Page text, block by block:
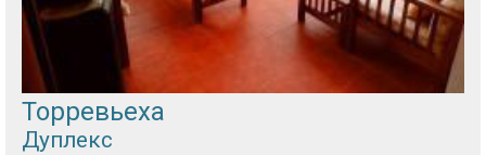
Торревьеха
Дуплекс